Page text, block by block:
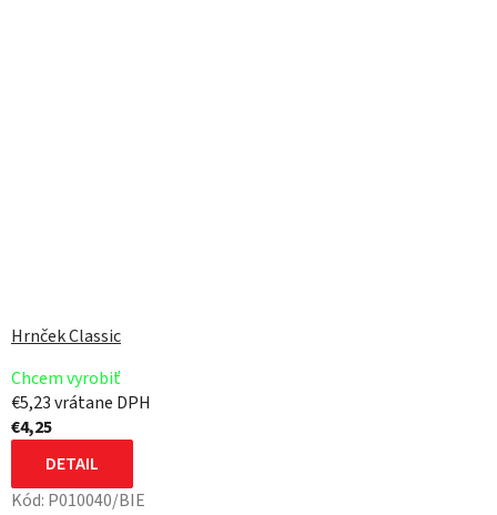
Hrnček Classic
Chcem vyrobiť
€5,23 vrátane DPH
€4,25
DETAIL
Kód: P010040/BIE